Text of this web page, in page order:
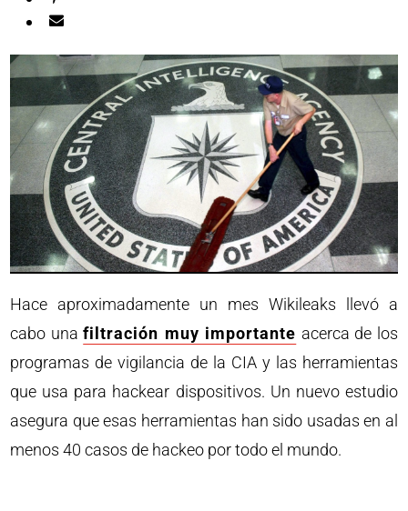
Hace aproximadamente un mes Wikileaks llevó a
cabo unafiltración muy importante acerca de los
programas de vigilancia de la CIA y las herramientas
que usa para hackear dispositivos. Un nuevo estudio
asegura que esas herramientas han sido usadas en al
menos 40 casos de hackeo por todo el mundo.